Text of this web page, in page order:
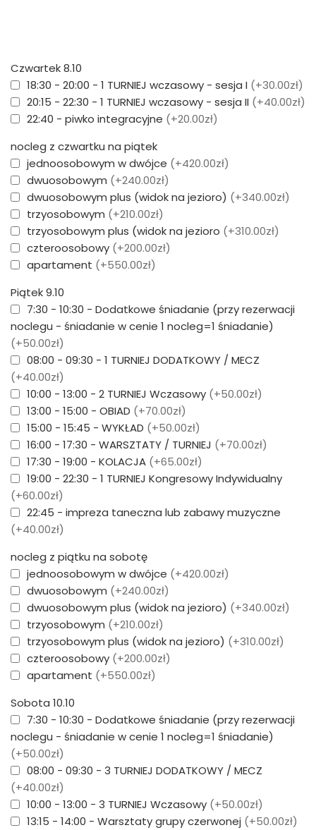
Czwartek 8.10
18:30 - 20:00 - 1 TURNIEJ wczasowy - sesja I (+30.00zł)
20:15 - 22:30 - 1 TURNIEJ wczasowy - sesja II (+40.00zł)
22:40 - piwko integracyjne (+20.00zł)
nocleg z czwartku na piątek
jednoosobowym w dwójce (+420.00zł)
dwuosobowym (+240.00zł)
dwuosobowym plus (widok na jezioro) (+340.00zł)
trzyosobowym (+210.00zł)
trzyosobowym plus (widok na jezioro (+310.00zł)
czteroosobowy (+200.00zł)
apartament (+550.00zł)
Piątek 9.10
7:30 - 10:30 - Dodatkowe śniadanie (przy rezerwacji
noclegu - śniadanie w cenie 1 nocleg=1 śniadanie)
(+50.00zł)
08:00 - 09:30 - 1 TURNIEJ DODATKOWY / MECZ
(+40.00zł)
10:00 - 13:00 - 2 TURNIEJ Wczasowy (+50.00zł)
13:00 - 15:00 - OBIAD (+70.00zł)
15:00 - 15:45 - WYKŁAD (+50.00zł)
16:00 - 17:30 - WARSZTATY / TURNIEJ (+70.00zł)
17:30 - 19:00 - KOLACJA (+65.00zł)
19:00 - 22:30 - 1 TURNIEJ Kongresowy Indywidualny
(+60.00zł)
22:45 - impreza taneczna lub zabawy muzyczne
(+40.00zł)
nocleg z piątku na sobotę
jednoosobowym w dwójce (+420.00zł)
dwuosobowym (+240.00zł)
dwuosobowym plus (widok na jezioro) (+340.00zł)
trzyosobowym (+210.00zł)
trzyosobowym plus (widok na jezioro) (+310.00zł)
czteroosobowy (+200.00zł)
apartament (+550.00zł)
Sobota 10.10
7:30 - 10:30 - Dodatkowe śniadanie (przy rezerwacji
noclegu - śniadanie w cenie 1 nocleg=1 śniadanie)
(+50.00zł)
08:00 - 09:30 - 3 TURNIEJ DODATKOWY / MECZ
(+40.00zł)
10:00 - 13:00 - 3 TURNIEJ Wczasowy (+50.00zł)
13:15 - 14:00 - Warsztaty grupy czerwonej (+50.00zł)